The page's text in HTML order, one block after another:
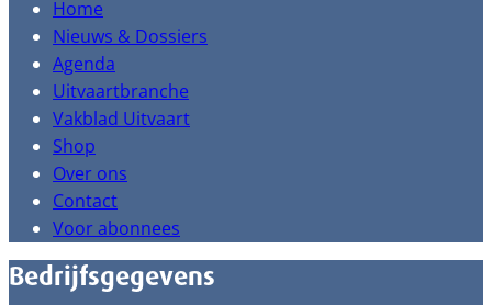
Home
Nieuws & Dossiers
Agenda
Uitvaartbranche
Vakblad Uitvaart
Shop
Over ons
Contact
Voor abonnees
Bedrijfsgegevens